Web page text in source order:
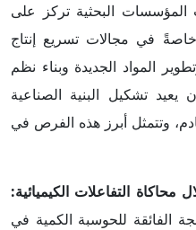
المؤسسات البحثية تركز على
خاصةً في مجالات تسريع إنتاج
المواد الجديدة وبناء نظم
تشكيل البنية الصناعية
وتتمثل أبرز هذه الفرص في
الفائقة للحوسبة الكمية في